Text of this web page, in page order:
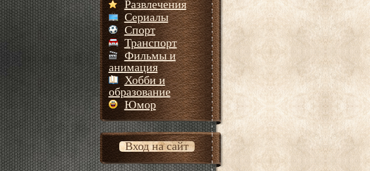
Развлечения
Сериалы
Спорт
Транспорт
Фильмы и
анимация
Хобби и
образование
Юмор
Вход на сайт